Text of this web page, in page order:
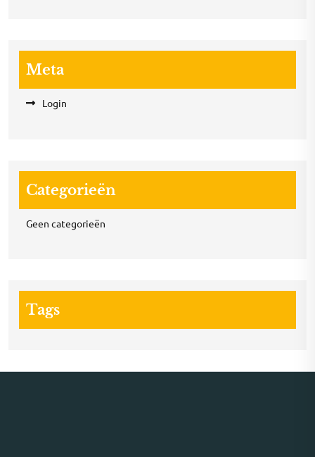
Meta
Login
Categorieën
Geen categorieën
Tags